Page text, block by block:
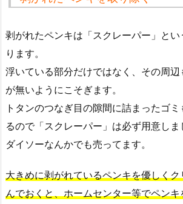
剥がれたペンキは「スクレーパー」とい
ります。
浮いている部分だけではなく、その周辺
が無いようにこそぎます。
トタンのつなぎ目の隙間に詰まったゴ
るので「スクレーパー」は必ず用意しま
ダイソーなんかでも売ってます。
大きめに剥がれているペンキを優しく
んでおくと、ホームセンター等でペン